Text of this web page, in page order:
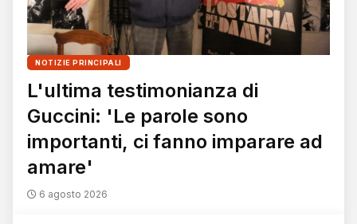
NOTIZIE PRINCIPALI
L'ultima testimonianza di
Guccini: 'Le parole sono
importanti, ci fanno imparare ad
amare'
6 agosto 2026